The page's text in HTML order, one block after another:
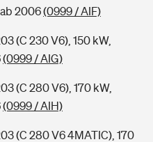
2006(0999 / AIF)
(C 230 V6), 150 kW,
(0999 / AIG)
(C 280 V6), 170 kW,
(0999 / AIH)
(C 280 V6 4MATIC), 170